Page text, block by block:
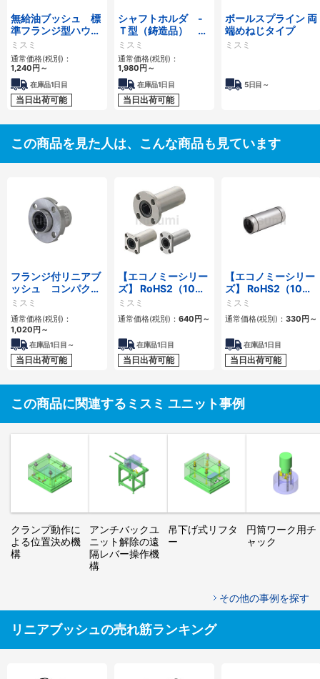
無給油ブッシュ 標
準フランジ型ハウジ
ングユニット スタ
ンダードタイプ
ミスミ
通常価格(税別)：
1,240円～
在庫品1日目
当日出荷可能
シャフトホルダ -
Ｔ型（鋳造品） 側
方スリット・肉厚タ
イプ-
ミスミ
通常価格(税別)：
1,980円～
在庫品1日目
当日出荷可能
ボールスプライン 両
端めねじタイプ
ミスミ
5日目～
この商品を見た人は、こんな商品も見ています
フランジ付リニアブ
ッシュ コンパク
ト インローシング
ルタイプ
ミスミ
通常価格(税別)：
1,020円～
在庫品1日目～
当日出荷可能
【エコノミーシリー
ズ】 RoHS2（10物
質）対応 フランジ付
リニアブッシュ スタ
ンダード ダブル
ミスミ
通常価格(税別)： 640円～
在庫品1日目
当日出荷可能
【エコノミーシリー
ズ】 RoHS2（10物
質）対応 リニアブッ
シュ スタンダード
ダブル
ミスミ
通常価格(税別)： 330円～
在庫品1日目
当日出荷可能
この商品に関連するミスミ ユニット事例
クランプ動作に
よる位置決め機
構
アンチバックユ
ニット解除の遠
隔レバー操作機
構
吊下げ式リフタ
ー
円筒ワーク用チ
ャック
その他の事例を探す
リニアブッシュの売れ筋ランキング